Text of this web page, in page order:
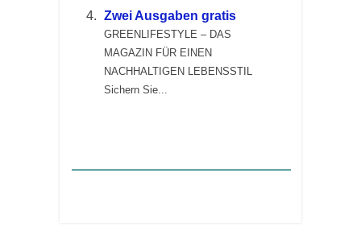
Zwei Ausgaben gratis
GREENLIFESTYLE – DAS
MAGAZIN FÜR EINEN
NACHHALTIGEN LEBENSSTIL
Sichern Sie...